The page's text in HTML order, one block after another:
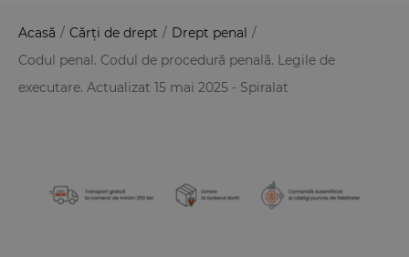
Acasă / Cărți de drept / Drept penal /
Codul penal. Codul de procedură penală. Legile de
executare. Actualizat 15 mai 2025 - Spiralat